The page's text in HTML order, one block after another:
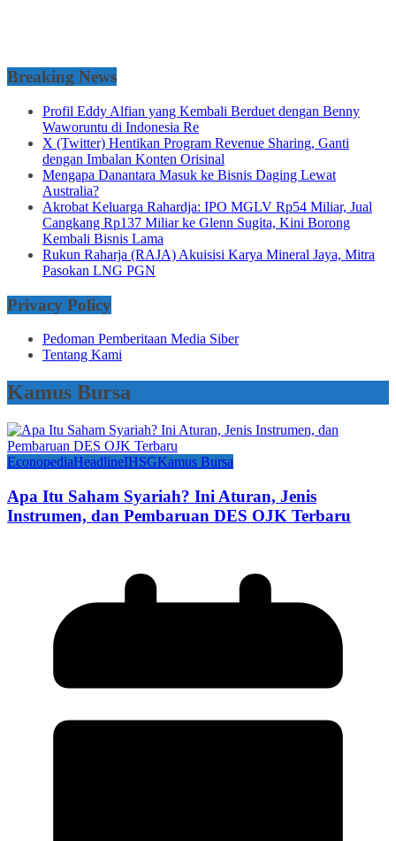
Breaking News
Profil Eddy Alfian yang Kembali Berduet dengan Benny
Waworuntu di Indonesia Re
X (Twitter) Hentikan Program Revenue Sharing, Ganti
dengan Imbalan Konten Orisinal
Mengapa Danantara Masuk ke Bisnis Daging Lewat
Australia?
Akrobat Keluarga Rahardja: IPO MGLV Rp54 Miliar, Jual
Cangkang Rp137 Miliar ke Glenn Sugita, Kini Borong
Kembali Bisnis Lama
Rukun Raharja (RAJA) Akuisisi Karya Mineral Jaya, Mitra
Pasokan LNG PGN
Privacy Policy
Pedoman Pemberitaan Media Siber
Tentang Kami
Kamus Bursa
EconopediaHeadlineIHSGKamus Bursa
Apa Itu Saham Syariah? Ini Aturan, Jenis
Instrumen, dan Pembaruan DES OJK Terbaru